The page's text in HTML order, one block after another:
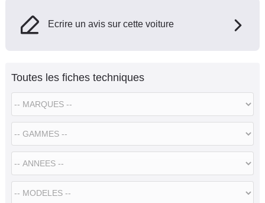
Ecrire un avis sur cette voiture
Toutes les fiches techniques